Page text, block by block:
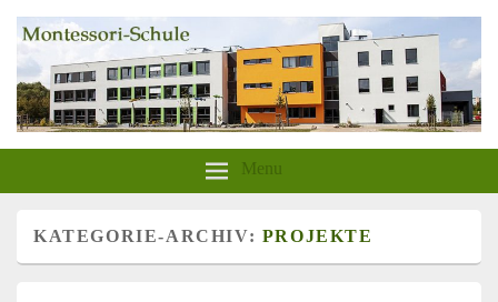
Montessori-Schule-Greifswald
Menu
KATEGORIE-ARCHIV: PROJEKTE